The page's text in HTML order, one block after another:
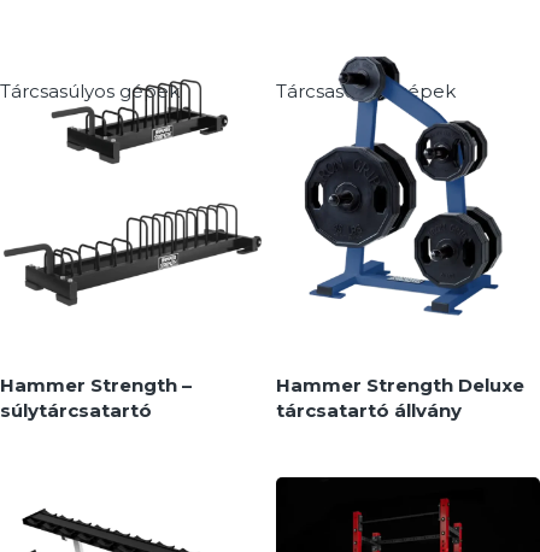
Tárcsasúlyos gépek Tárcsasúlyos gépek
MEGNÉZEM
Hammer Strength –
súlytárcsatartó
Tároló állványok
Hammer Strength Deluxe
tárcsatartó állvány
Tároló állványok